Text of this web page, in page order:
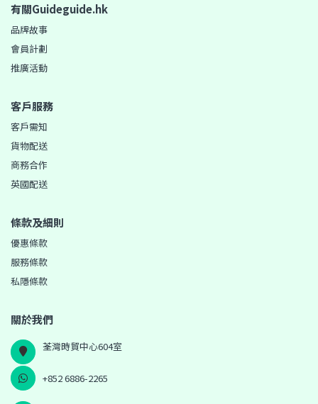
有關Guideguide.hk
品牌故事
會員計劃
推廣活動
客戶服務
客戶需知
貨物配送
商務合作
英國配送
條款及細則
優惠條款
服務條款
私隱條款
關於我們
荃灣時貿中心604室
+852 6886-2265